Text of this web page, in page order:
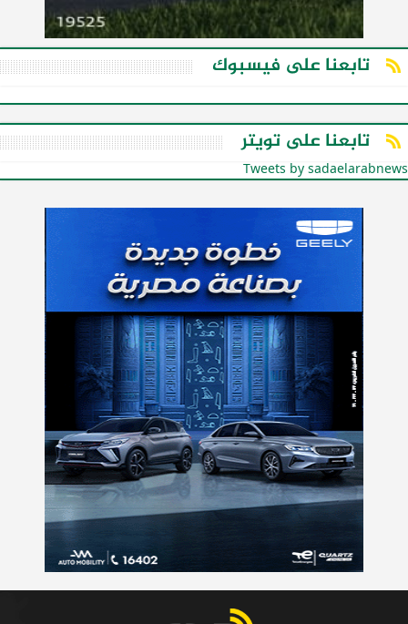
تابعنا على فيسبوك
تابعنا على تويتر
Tweets by sadaelarabnews